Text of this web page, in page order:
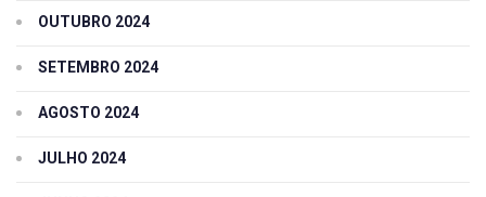
OUTUBRO 2024
SETEMBRO 2024
AGOSTO 2024
JULHO 2024